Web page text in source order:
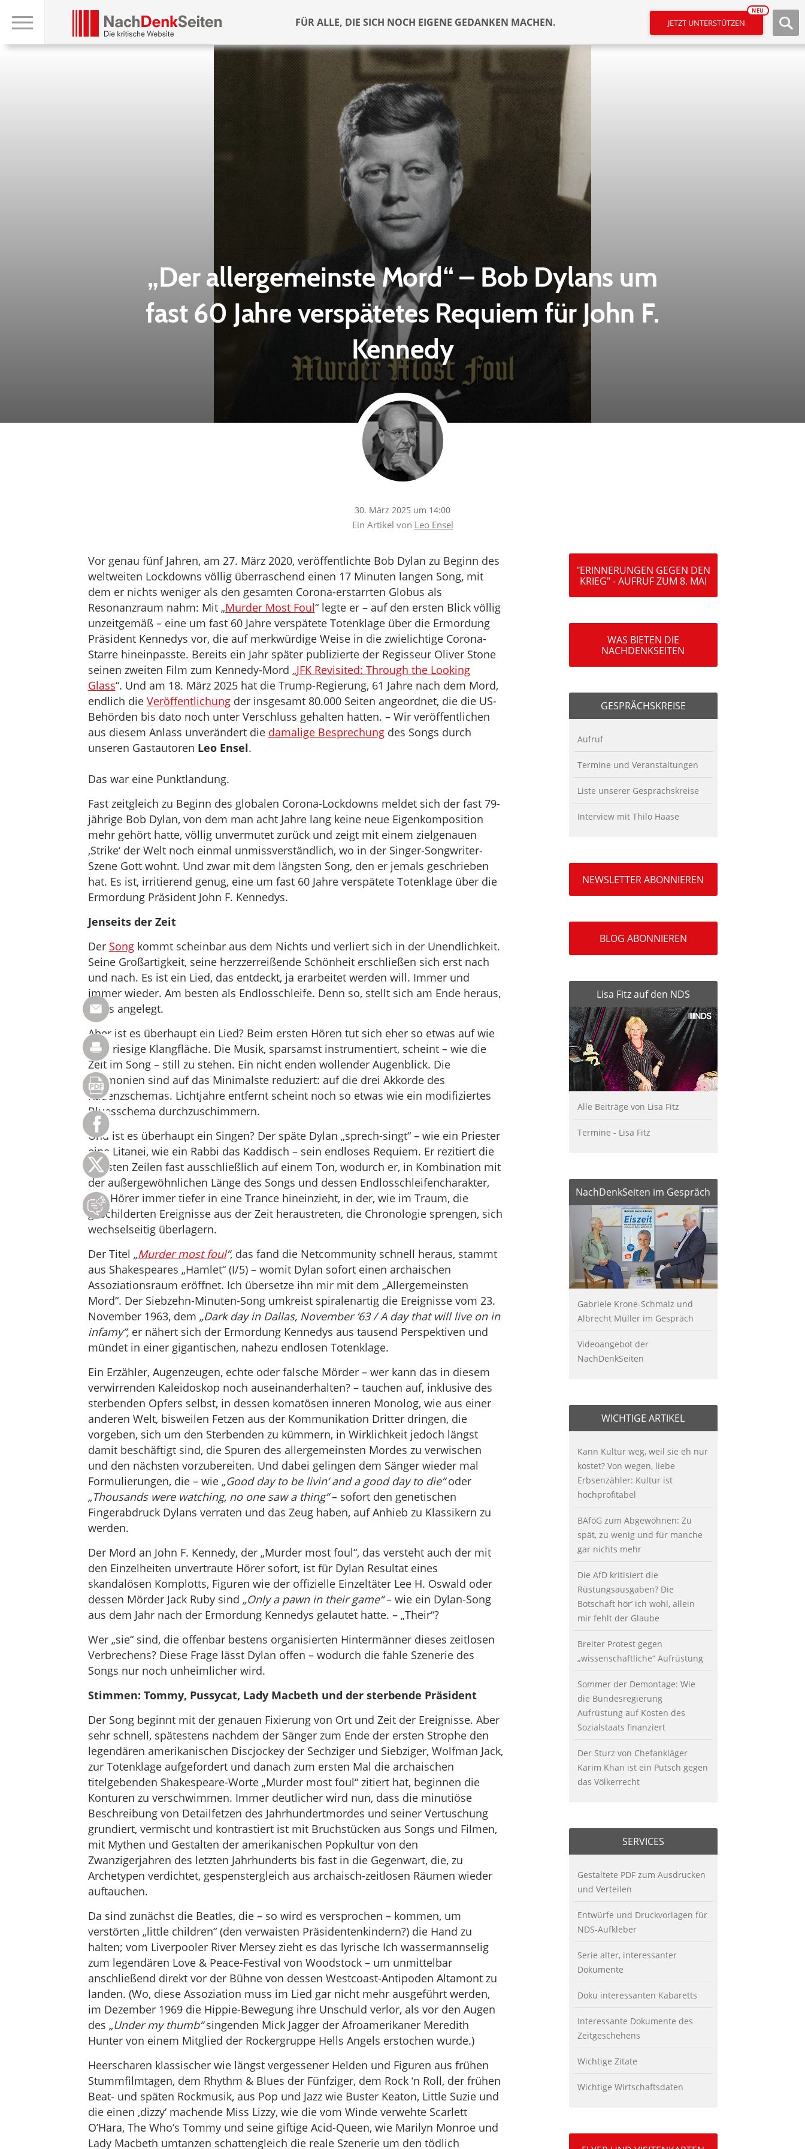
FÜR ALLE, DIE SICH NOCH EIGENE GEDANKEN MACHEN. JETZT UNTERSTÜTZEN
NEU
„Der allergemeinste Mord“ – Bob Dylans um
fast 60 Jahre verspätetes Requiem für John F.
Kennedy
30. März 2025 um 14:00
Ein Artikel von Leo Ensel
Vor genau fünf Jahren, am 27. März 2020, veröffentlichte Bob Dylan zu Beginn des
weltweiten Lockdowns völlig überraschend einen 17 Minuten langen Song, mit
dem er nichts weniger als den gesamten Corona-erstarrten Globus als
Resonanzraum nahm: Mit „Murder Most Foul“ legte er – auf den ersten Blick völlig
unzeitgemäß – eine um fast 60 Jahre verspätete Totenklage über die Ermordung
Präsident Kennedys vor, die auf merkwürdige Weise in die zwielichtige Corona-
Starre hineinpasste. Bereits ein Jahr später publizierte der Regisseur Oliver Stone
seinen zweiten Film zum Kennedy-Mord „JFK Revisited: Through the Looking
Glass“. Und am 18. März 2025 hat die Trump-Regierung, 61 Jahre nach dem Mord,
endlich die Veröffentlichungder insgesamt 80.000 Seiten angeordnet, die die US-
Behörden bis dato noch unter Verschluss gehalten hatten. – Wir veröffentlichen
aus diesem Anlass unverändert die damalige Besprechungdes Songs durch
unseren Gastautoren Leo Ensel.
Das war eine Punktlandung.
Fast zeitgleich zu Beginn des globalen Corona-Lockdowns meldet sich der fast 79-
jährige Bob Dylan, von dem man acht Jahre lang keine neue Eigenkomposition
mehr gehört hatte, völlig unvermutet zurück und zeigt mit einem zielgenauen
‚Strike‘ der Welt noch einmal unmissverständlich, wo in der Singer-Songwriter-
Szene Gott wohnt. Und zwar mit dem längsten Song, den er jemals geschrieben
hat. Es ist, irritierend genug, eine um fast 60 Jahre verspätete Totenklage über die
Ermordung Präsident John F. Kennedys.
Jenseits der Zeit
Der Songkommt scheinbar aus dem Nichts und verliert sich in der Unendlichkeit.
Seine Großartigkeit, seine herzzerreißende Schönheit erschließen sich erst nach
und nach. Es ist ein Lied, das entdeckt, ja erarbeitet werden will. Immer und
immer wieder. Am besten als Endlosschleife. Denn so, stellt sich am Ende heraus,
ist es angelegt.
Aber ist es überhaupt ein Lied? Beim ersten Hören tut sich eher so etwas auf wie
eine riesige Klangfläche. Die Musik, sparsamst instrumentiert, scheint – wie die
Zeit im Song – still zu stehen. Ein nicht enden wollender Augenblick. Die
Harmonien sind auf das Minimalste reduziert: auf die drei Akkorde des
Kadenzschemas. Lichtjahre entfernt scheint noch so etwas wie ein modifiziertes
Bluesschema durchzuschimmern.
Und ist es überhaupt ein Singen? Der späte Dylan „sprech-singt“ – wie ein Priester
eine Litanei, wie ein Rabbi das Kaddisch – sein endloses Requiem. Er rezitiert die
meisten Zeilen fast ausschließlich auf einem Ton, wodurch er, in Kombination mit
der außergewöhnlichen Länge des Songs und dessen Endlosschleifencharakter,
den Hörer immer tiefer in eine Trance hineinzieht, in der, wie im Traum, die
geschilderten Ereignisse aus der Zeit heraustreten, die Chronologie sprengen, sich
wechselseitig überlagern.
Der Titel „Murder most foul“, das fand die Netcommunity schnell heraus, stammt
aus Shakespeares „Hamlet“ (I/5) – womit Dylan sofort einen archaischen
Assoziationsraum eröffnet. Ich übersetze ihn mir mit dem „Allergemeinsten
Mord“. Der Siebzehn-Minuten-Song umkreist spiralenartig die Ereignisse vom 23.
November 1963, dem „Dark day in Dallas, November ‘63 / A day that will live on in
infamy“,er nähert sich der Ermordung Kennedys aus tausend Perspektiven und
mündet in einer gigantischen, nahezu endlosen Totenklage.
Ein Erzähler, Augenzeugen, echte oder falsche Mörder – wer kann das in diesem
verwirrenden Kaleidoskop noch auseinanderhalten? – tauchen auf, inklusive des
sterbenden Opfers selbst, in dessen komatösen inneren Monolog, wie aus einer
anderen Welt, bisweilen Fetzen aus der Kommunikation Dritter dringen, die
vorgeben, sich um den Sterbenden zu kümmern, in Wirklichkeit jedoch längst
damit beschäftigt sind, die Spuren des allergemeinsten Mordes zu verwischen
und den nächsten vorzubereiten. Und dabei gelingen dem Sänger wieder mal
Formulierungen, die – wie „Good day to be livin‘ and a good day to die“oder
„Thousands were watching, no one saw a thing“– sofort den genetischen
Fingerabdruck Dylans verraten und das Zeug haben, auf Anhieb zu Klassikern zu
werden.
Der Mord an John F. Kennedy, der „Murder most foul“, das versteht auch der mit
den Einzelheiten unvertraute Hörer sofort, ist für Dylan Resultat eines
skandalösen Komplotts, Figuren wie der offizielle Einzeltäter Lee H. Oswald oder
dessen Mörder Jack Ruby sind „Only a pawn in their game“– wie ein Dylan-Song
aus dem Jahr nach der Ermordung Kennedys gelautet hatte. – „Their“?
Wer „sie“ sind, die offenbar bestens organisierten Hintermänner dieses zeitlosen
Verbrechens? Diese Frage lässt Dylan offen – wodurch die fahle Szenerie des
Songs nur noch unheimlicher wird.
Stimmen: Tommy, Pussycat, Lady Macbeth und der sterbende Präsident
Der Song beginnt mit der genauen Fixierung von Ort und Zeit der Ereignisse. Aber
sehr schnell, spätestens nachdem der Sänger zum Ende der ersten Strophe den
legendären amerikanischen Discjockey der Sechziger und Siebziger, Wolfman Jack,
zur Totenklage aufgefordert und danach zum ersten Mal die archaischen
titelgebenden Shakespeare-Worte „Murder most foul“ zitiert hat, beginnen die
Konturen zu verschwimmen. Immer deutlicher wird nun, dass die minutiöse
Beschreibung von Detailfetzen des Jahrhundertmordes und seiner Vertuschung
grundiert, vermischt und kontrastiert ist mit Bruchstücken aus Songs und Filmen,
mit Mythen und Gestalten der amerikanischen Popkultur von den
Zwanzigerjahren des letzten Jahrhunderts bis fast in die Gegenwart, die, zu
Archetypen verdichtet, gespenstergleich aus archaisch-zeitlosen Räumen wieder
auftauchen.
Da sind zunächst die Beatles, die – so wird es versprochen – kommen, um
verstörten „little children“ (den verwaisten Präsidentenkindern?) die Hand zu
halten; vom Liverpooler River Mersey zieht es das lyrische Ich wassermannselig
zum legendären Love & Peace-Festival von Woodstock – um unmittelbar
anschließend direkt vor der Bühne von dessen Westcoast-Antipoden Altamont zu
landen. (Wo, diese Assoziation muss im Lied gar nicht mehr ausgeführt werden,
im Dezember 1969 die Hippie-Bewegung ihre Unschuld verlor, als vor den Augen
des „Under my thumb“singenden Mick Jagger der Afroamerikaner Meredith
Hunter von einem Mitglied der Rockergruppe Hells Angels erstochen wurde.)
Heerscharen klassischer wie längst vergessener Helden und Figuren aus frühen
Stummfilmtagen, dem Rhythm & Blues der Fünfziger, dem Rock ‘n Roll, der frühen
Beat- und späten Rockmusik, aus Pop und Jazz wie Buster Keaton, Little Suzie und
die einen ‚dizzy‘ machende Miss Lizzy, wie die vom Winde verwehte Scarlett
O’Hara, The Who‘s Tommy und seine giftige Acid-Queen, wie Marilyn Monroe und
Lady Macbeth umtanzen schattengleich die reale Szenerie um den tödlich
"ERINNERUNGEN GEGEN DEN
KRIEG" - AUFRUF ZUM 8. MAI
WAS BIETEN DIE
NACHDENKSEITEN
GESPRÄCHSKREISE
Aufruf
Termine und Veranstaltungen
Liste unserer Gesprächskreise
Interview mit Thilo Haase
NEWSLETTER ABONNIEREN
BLOG ABONNIEREN
Lisa Fitz auf den NDS
Alle Beiträge von Lisa Fitz
Termine - Lisa Fitz
NachDenkSeiten im Gespräch
Gabriele Krone-Schmalz und
Albrecht Müller im Gespräch
Videoangebot der
NachDenkSeiten
WICHTIGE ARTIKEL
Kann Kultur weg, weil sie eh nur
kostet? Von wegen, liebe
Erbsenzähler: Kultur ist
hochprofitabel
BAföG zum Abgewöhnen: Zu
spät, zu wenig und für manche
gar nichts mehr
Die AfD kritisiert die
Rüstungsausgaben? Die
Botschaft hör’ ich wohl, allein
mir fehlt der Glaube
Breiter Protest gegen
„wissenschaftliche“ Aufrüstung
Sommer der Demontage: Wie
die Bundesregierung
Aufrüstung auf Kosten des
Sozialstaats finanziert
Der Sturz von Chefankläger
Karim Khan ist ein Putsch gegen
das Völkerrecht
SERVICES
Gestaltete PDF zum Ausdrucken
und Verteilen
Entwürfe und Druckvorlagen für
NDS-Aufkleber
Serie alter, interessanter
Dokumente
Doku interessanten Kabaretts
Interessante Dokumente des
Zeitgeschehens
Wichtige Zitate
Wichtige Wirtschaftsdaten